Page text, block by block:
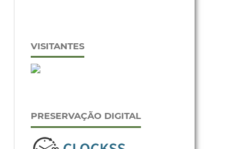
VISITANTES
PRESERVAÇÃO DIGITAL